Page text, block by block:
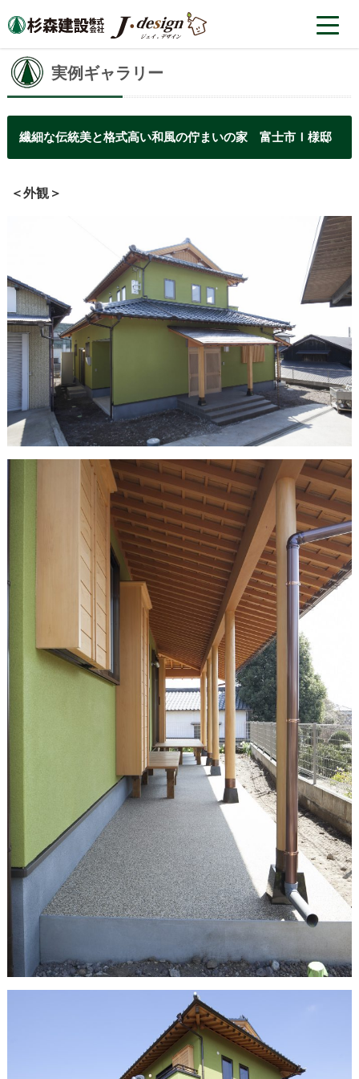
実例ギャラリー
繊細な伝統美と格式高い和風の佇まいの家 富士市Ｉ様邸
＜外観＞